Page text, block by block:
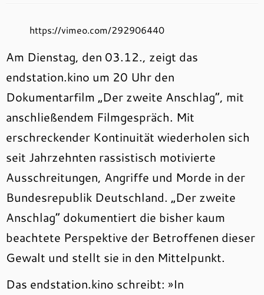
https://vimeo.com/292906440
Am Dienstag, den 03.12., zeigt das
endstation.kino um 20 Uhr den
Dokumentarfilm „Der zweite Anschlag“, mit
anschließendem Filmgespräch. Mit
erschreckender Kontinuität wiederholen sich
seit Jahrzehnten rassistisch motivierte
Ausschreitungen, Angriffe und Morde in der
Bundesrepublik Deutschland. „Der zweite
Anschlag“ dokumentiert die bisher kaum
beachtete Perspektive der Betroffenen dieser
Gewalt und stellt sie in den Mittelpunkt.
Das endstation.kino schreibt: »In